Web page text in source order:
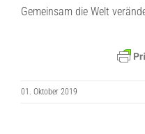
Gemeinsam die Welt
01. Oktober 2019